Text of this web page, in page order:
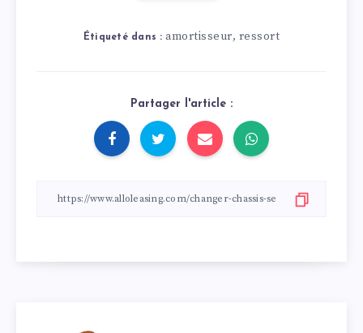
Étiqueté dans : amortisseur, ressort
Partager l'article :